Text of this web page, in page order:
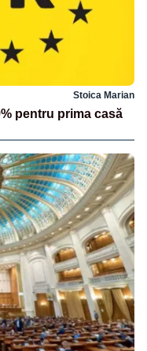
Stoica Marian
pentru prima casă